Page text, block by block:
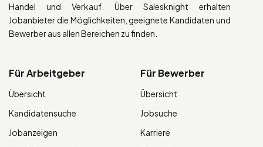
Handel und Verkauf. Über Salesknight erhalten
Jobanbieter die Möglichkeiten, geeignete Kandidaten und
Bewerber aus allen Bereichen zu finden.
Für Arbeitgeber
Übersicht
Kandidatensuche
Jobanzeigen
Für Bewerber
Übersicht
Jobsuche
Karriere